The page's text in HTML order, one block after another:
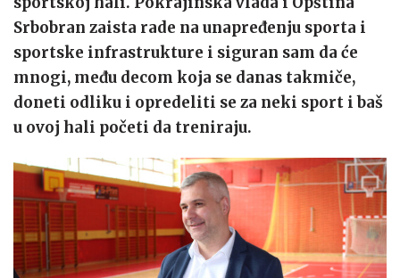
Srbobran zaista rade na unapređenju sporta i
sportske infrastrukture i siguran sam da će
mnogi, među decom koja se danas takmiče,
doneti odliku i opredeliti se za neki sport i baš
u ovoj hali početi da treniraju.